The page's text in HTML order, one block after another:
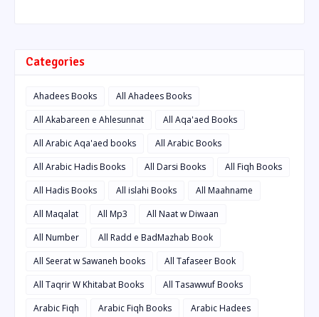
Categories
Ahadees Books
All Ahadees Books
All Akabareen e Ahlesunnat
All Aqa'aed Books
All Arabic Aqa'aed books
All Arabic Books
All Arabic Hadis Books
All Darsi Books
All Fiqh Books
All Hadis Books
All islahi Books
All Maahname
All Maqalat
All Mp3
All Naat w Diwaan
All Number
All Radd e BadMazhab Book
All Seerat w Sawaneh books
All Tafaseer Book
All Taqrir W Khitabat Books
All Tasawwuf Books
Arabic Fiqh
Arabic Fiqh Books Arabic Hadees